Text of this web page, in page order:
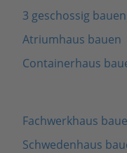
3 geschossig bauen
Atriumhaus bauen
Containerhaus
Fachwerkhaus
Schwedenhaus